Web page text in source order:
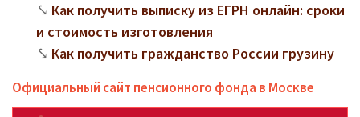
Как получить выписку из ЕГРН онлайн: сроки
и стоимость изготовления
Как получить гражданство России грузину
Официальный сайт пенсионного фонда в Москве